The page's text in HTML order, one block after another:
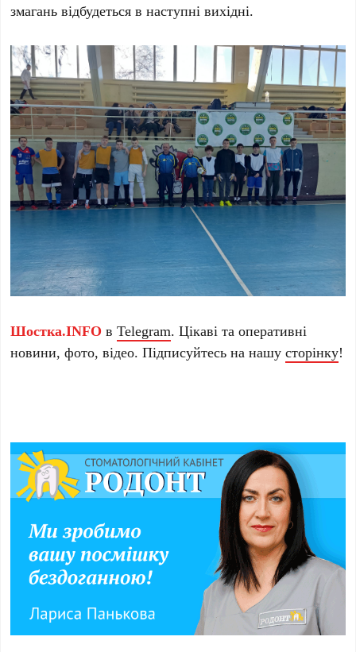
змагань відбудеться в наступні вихідні.
Шостка.INFO вTelegram. Цікаві та оперативні
новини, фото, відео. Підписуйтесь на нашусторінку!